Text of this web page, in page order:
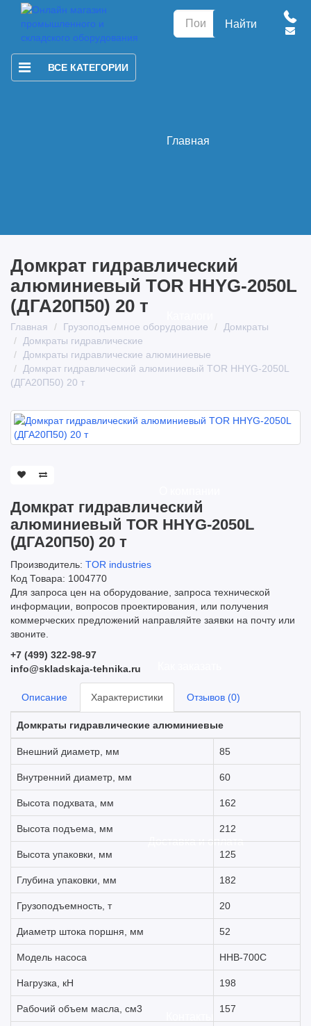
Найти
ВСЕ КАТЕГОРИИ
Главная
Доставка и оплата
Домкрат гидравлический
алюминиевый TOR HHYG-2050L
(ДГА20П50) 20 т
Главная Грузоподъемное оборудование
Домкраты
Домкраты гидравлические
Домкраты гидравлические алюминиевые
Домкрат гидравлический алюминиевый TOR HHYG-2050L
(ДГА20П50) 20 т
Домкрат гидравлический
алюминиевый TOR HHYG-2050L
(ДГА20П50) 20 т
Производитель: TOR industries
Код Товара: 1004770
Для запроса цен на оборудование, запроса технической
информации, вопросов проектирования, или получения
коммерческих предложений направляйте заявки на почту или
звоните.
+7 (499) 322-98-97
info@skladskaja-tehnika.ru
Описание Характеристики Отзывов (0)
Домкраты гидравлические алюминиевые
Внешний диаметр, мм 85
Внутренний диаметр, мм 60
Высота подхвата, мм 162
Высота подъема, мм 212
Высота упаковки, мм 125
Глубина упаковки, мм 182
Грузоподъемность, т 20
Диаметр штока поршня, мм 52
Модель насоса HHB-700C
Нагрузка, кН 198
Рабочий объем масла, см3 157